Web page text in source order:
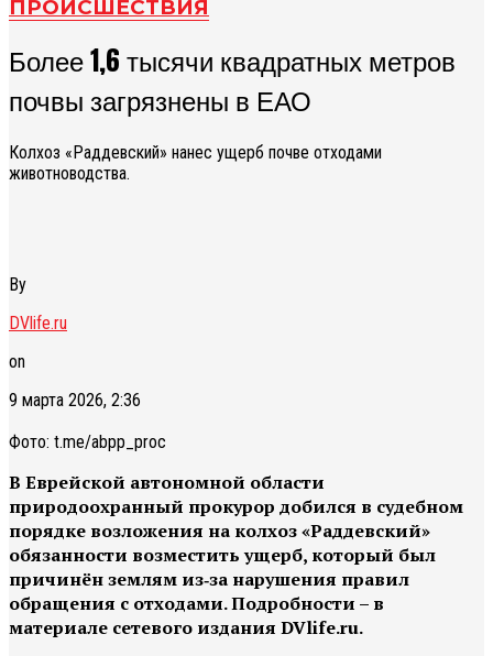
ПРОИСШЕСТВИЯ
Более 1,6 тысячи квадратных метров
почвы загрязнены в ЕАО
Колхоз «Раддевский» нанес ущерб почве отходами
животноводства.
By
DVlife.ru
on
9 марта 2026, 2:36
Фото: t.me/abpp_proc
В Еврейской автономной области
природоохранный прокурор добился в судебном
порядке возложения на колхоз «Раддевский»
обязанности возместить ущерб, который был
причинён землям из‑за нарушения правил
обращения с отходами. Подробности – в
материале сетевого издания DVlife.ru.